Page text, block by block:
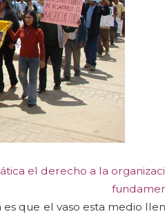
el derecho a la
que el vaso esta medio